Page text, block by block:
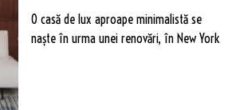
O casă de lux aproape minimalistă se
naște în urma unei renovări, în New York